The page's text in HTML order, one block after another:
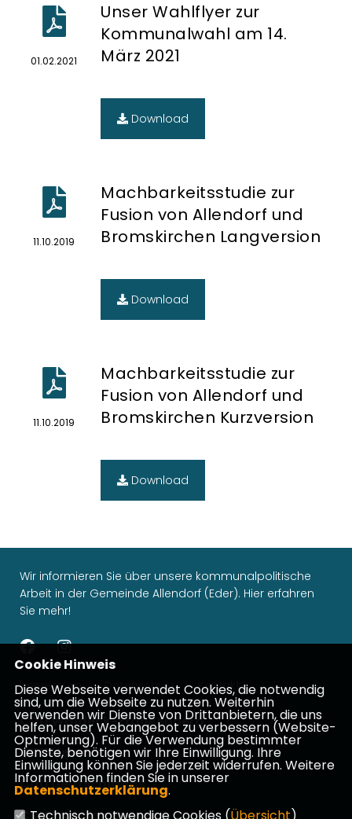
01.02.2021
Unser Wahlflyer zur
Kommunalwahl am 14.
März 2021
Download
11.10.2019
Machbarkeitsstudie zur
Fusion von Allendorf und
Bromskirchen Langversion
Download
11.10.2019
Machbarkeitsstudie zur
Fusion von Allendorf und
Bromskirchen Kurzversion
Download
Wir informieren Sie über unsere kommunalpolitische
Arbeit in der Gemeinde Allendorf (Eder). Hier erfahren
Sie mehr!
Impressum Datenschutz Kontakt
CDU Waldeck-Frankenberg
CDU Hessen
CDU Deutschlands
Cookie Hinweis
Diese Webseite verwendet Cookies, die notwendig
sind, um die Webseite zu nutzen. Weiterhin
verwenden wir Dienste von Drittanbietern, die uns
helfen, unser Webangebot zu verbessern (Website-
Optmierung). Für die Verwendung bestimmter
Dienste, benötigen wir Ihre Einwilligung. Ihre
Einwilligung können Sie jederzeit widerrufen. Weitere
Informationen finden Sie in unserer
Datenschutzerklärung.